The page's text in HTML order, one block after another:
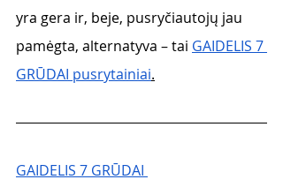
yra gera ir, beje, pusryčiautojų jau
pamėgta, alternatyva – tai GAIDELIS 7
GRŪDAI pusrytainiai.
GAIDELIS 7 GRŪDAI